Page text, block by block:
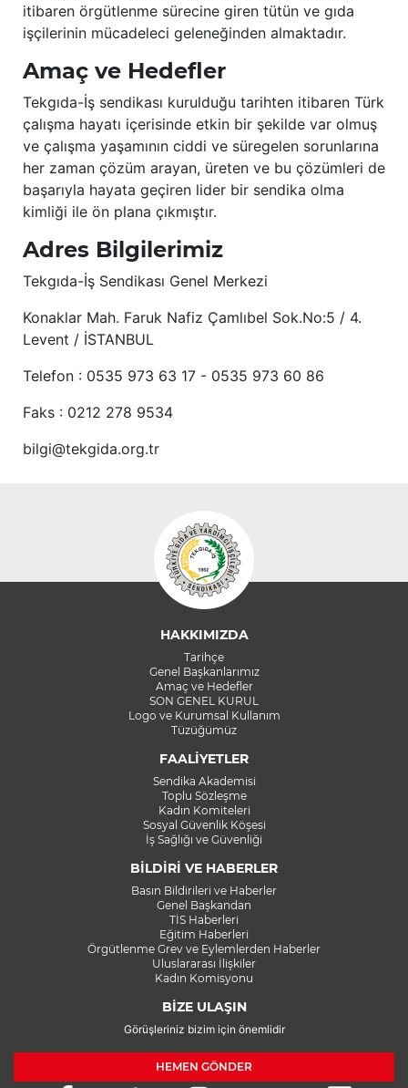
itibaren örgütlenme sürecine giren tütün ve gıda
işçilerinin mücadeleci geleneğinden almaktadır.
Amaç ve Hedefler
Tekgıda-İş sendikası kurulduğu tarihten itibaren Türk
çalışma hayatı içerisinde etkin bir şekilde var olmuş
ve çalışma yaşamının ciddi ve süregelen sorunlarına
her zaman çözüm arayan, üreten ve bu çözümleri de
başarıyla hayata geçiren lider bir sendika olma
kimliği ile ön plana çıkmıştır.
Adres Bilgilerimiz
Tekgıda-İş Sendikası Genel Merkezi
Konaklar Mah. Faruk Nafiz Çamlıbel Sok.No:5 / 4.
Levent / İSTANBUL
Telefon : 0535 973 63 17 - 0535 973 60 86
Faks : 0212 278 9534
bilgi@tekgida.org.tr
HAKKIMIZDA
Tarihçe
Genel Başkanlarımız
Amaç ve Hedefler
SON GENEL KURUL
Logo ve Kurumsal Kullanım
Tüzüğümüz
FAALİYETLER
Sendika Akademisi
Toplu Sözleşme
Kadın Komiteleri
Sosyal Güvenlik Köşesi
İş Sağlığı ve Güvenliği
BİLDİRİ VE HABERLER
Basın Bildirileri ve Haberler
Genel Başkandan
TİS Haberleri
Eğitim Haberleri
Örgütlenme Grev ve Eylemlerden Haberler
Uluslararası İlişkiler
Kadın Komisyonu
BİZE ULAŞIN
Görüşleriniz bizim için önemlidir
HEMEN GÖNDER